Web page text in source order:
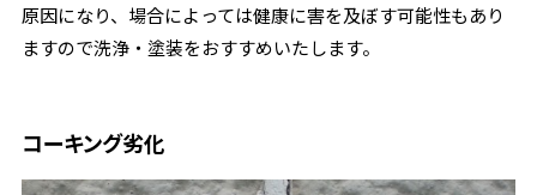
原因になり、場合によっては健康に害を及ぼす可能性もあり
ますので洗浄・塗装をおすすめいたします。
コーキング劣化